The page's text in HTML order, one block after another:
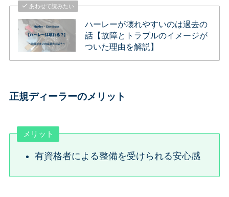
あわせて読みたい
ハーレーが壊れやすいのは過去の
話【故障とトラブルのイメージが
ついた理由を解説】
正規ディーラーのメリット
メリット
有資格者による整備を受けられる安心感